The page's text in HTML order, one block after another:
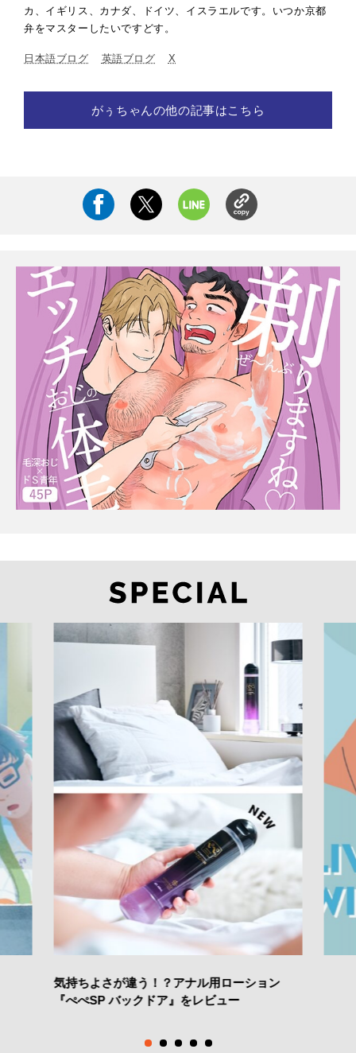
カ、イギリス、カナダ、ドイツ、イスラエルです。いつか京都
弁をマスターしたいですどす。
日本語ブログ 英語ブログ X
がぅちゃんの他の記事はこちら
気持ちよさが違う！？アナル用ローション
『ぺぺSP バックドア』をレビュー